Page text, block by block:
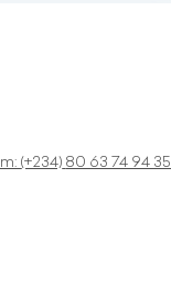
(+234) 80 63 74 94 35